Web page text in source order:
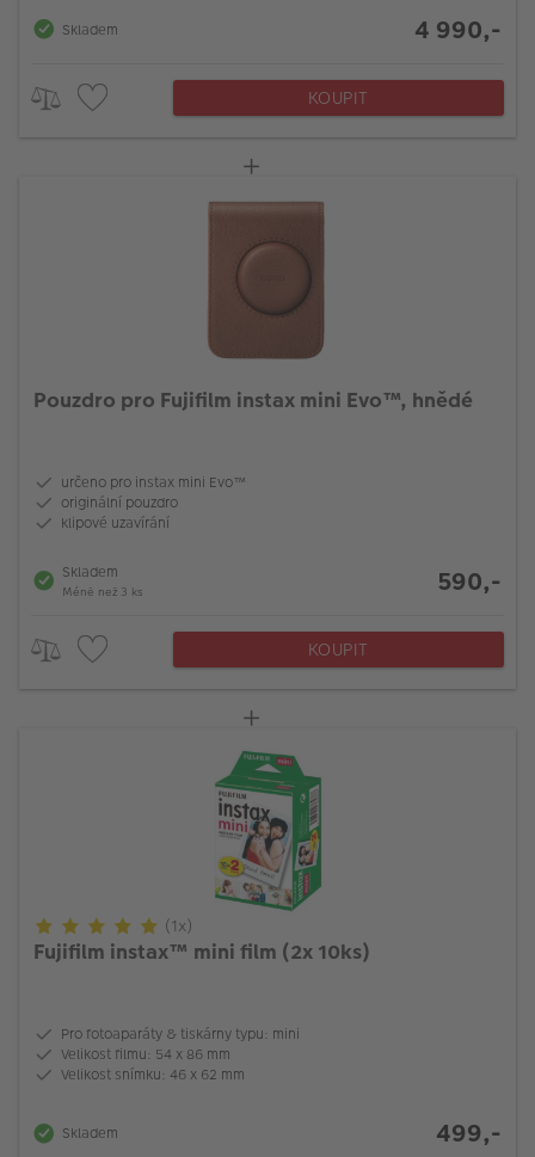
Skladem 4 990,-
KOUPIT
Pouzdro pro Fujifilm instax mini Evo™, hnědé
určeno pro instax mini Evo™
originální pouzdro
klipové uzavírání
Skladem
Méně než 3 ks 590,-
KOUPIT
(1x)
Fujifilm instax™ mini film (2x 10ks)
Pro fotoaparáty & tiskárny typu: mini
Velikost filmu: 54 x 86 mm
Velikost snímku: 46 x 62 mm
Skladem 499,-